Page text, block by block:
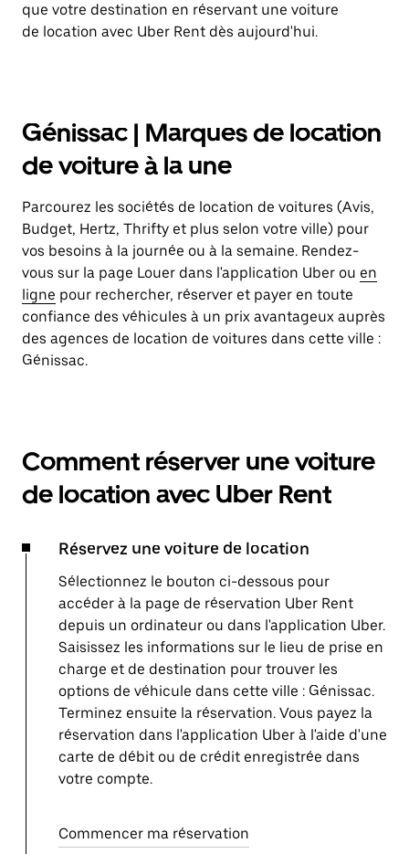
que votre destination en réservant une voiture
de location avec Uber Rent dès aujourd'hui.
Génissac | Marques de location
de voiture à la une
Parcourez les sociétés de location de voitures (Avis,
Budget, Hertz, Thrifty et plus selon votre ville) pour
vos besoins à la journée ou à la semaine. Rendez-
vous sur la page Louer dans l'application Uber ou en
ligne pour rechercher, réserver et payer en toute
confiance des véhicules à un prix avantageux auprès
des agences de location de voitures dans cette ville :
Génissac.
Comment réserver une voiture
de location avec Uber Rent
Réservez une voiture de location
Sélectionnez le bouton ci-dessous pour
accéder à la page de réservation Uber Rent
depuis un ordinateur ou dans l'application Uber.
Saisissez les informations sur le lieu de prise en
charge et de destination pour trouver les
options de véhicule dans cette ville : Génissac.
Terminez ensuite la réservation. Vous payez la
réservation dans l'application Uber à l'aide d'une
carte de débit ou de crédit enregistrée dans
votre compte.
Commencer ma réservation